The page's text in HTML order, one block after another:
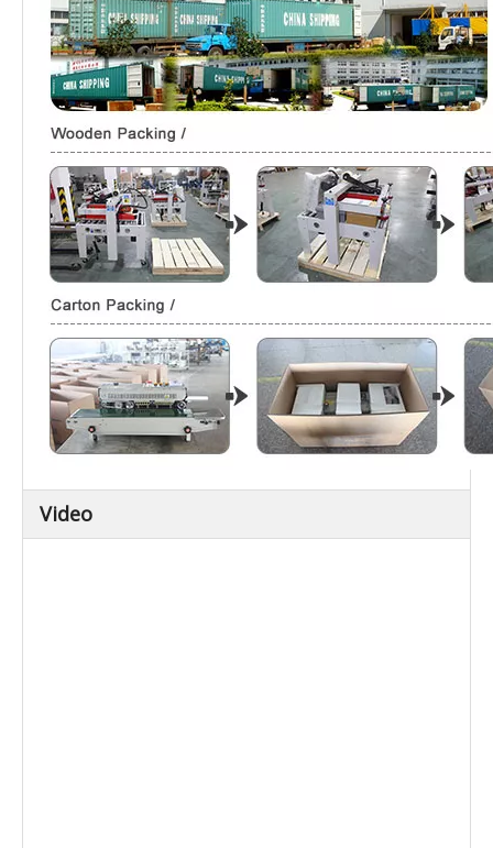
Video